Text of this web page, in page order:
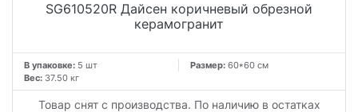
SG610520R Дайсен коричневый обрезной
керамогранит
В упаковке: 5 шт Размер: 60*60 см
Вес: 37.50 кг
Товар снят с производства. По наличию в остатках